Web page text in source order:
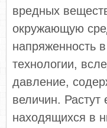
вредных
окружающую
напряженность
технологии,
давление,
величин.
находящихся в